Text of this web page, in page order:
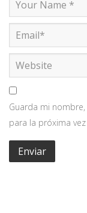
Guarda mi
para la próxima